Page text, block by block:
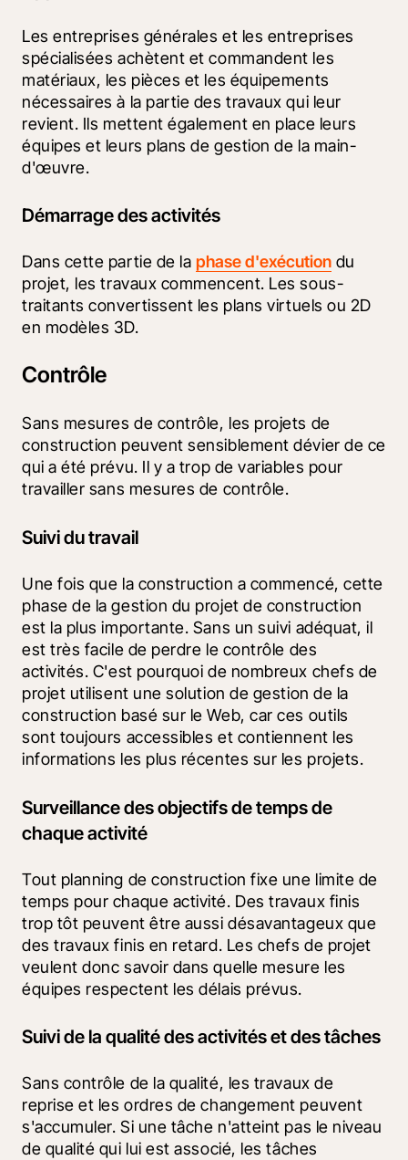
Les entreprises générales et les entreprises
spécialisées achètent et commandent les
matériaux, les pièces et les équipements
nécessaires à la partie des travaux qui leur
revient. Ils mettent également en place leurs
équipes et leurs plans de gestion de la main-
d'œuvre.
Démarrage des activités
Dans cette partie de la phase d'exécution du
projet, les travaux commencent. Les sous-
traitants convertissent les plans virtuels ou 2D
en modèles 3D.
Contrôle
Sans mesures de contrôle, les projets de
construction peuvent sensiblement dévier de ce
qui a été prévu. Il y a trop de variables pour
travailler sans mesures de contrôle.
Suivi du travail
Une fois que la construction a commencé, cette
phase de la gestion du projet de construction
est la plus importante. Sans un suivi adéquat, il
est très facile de perdre le contrôle des
activités. C'est pourquoi de nombreux chefs de
projet utilisent une solution de gestion de la
construction basé sur le Web, car ces outils
sont toujours accessibles et contiennent les
informations les plus récentes sur les projets.
Surveillance des objectifs de temps de
chaque activité
Tout planning de construction fixe une limite de
temps pour chaque activité. Des travaux finis
trop tôt peuvent être aussi désavantageux que
des travaux finis en retard. Les chefs de projet
veulent donc savoir dans quelle mesure les
équipes respectent les délais prévus.
Suivi de la qualité des activités et des tâches
Sans contrôle de la qualité, les travaux de
reprise et les ordres de changement peuvent
s'accumuler. Si une tâche n'atteint pas le niveau
de qualité qui lui est associé, les tâches